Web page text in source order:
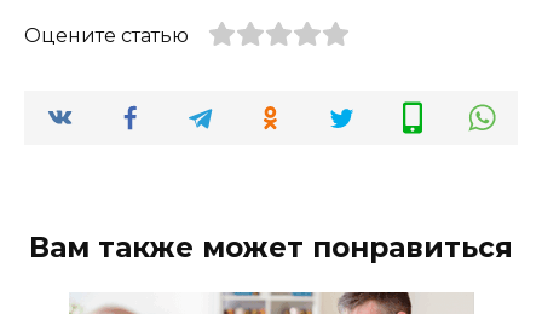
В нашей культуре давно бытует мнение,